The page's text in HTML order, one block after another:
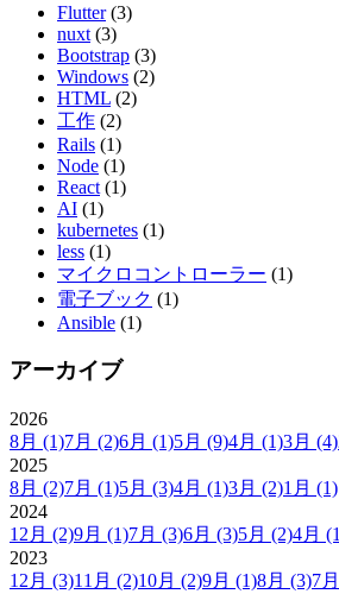
Flutter (3)
nuxt (3)
Bootstrap (3)
Windows (2)
HTML (2)
工作 (2)
Rails (1)
Node (1)
React (1)
AI (1)
kubernetes (1)
less (1)
マイクロコントローラー (1)
電子ブック (1)
Ansible (1)
アーカイブ
2026
8月 (1)7月 (2)6月 (1)5月 (9)4月 (1)3月 (4)
2025
8月 (2)7月 (1)5月 (3)4月 (1)3月 (2)1月 (1)
2024
12月 (2)9月 (1)7月 (3)6月 (3)5月 (2)4月
2023
12月 (3)11月 (2)10月 (2)9月 (1)8月 (3)7月